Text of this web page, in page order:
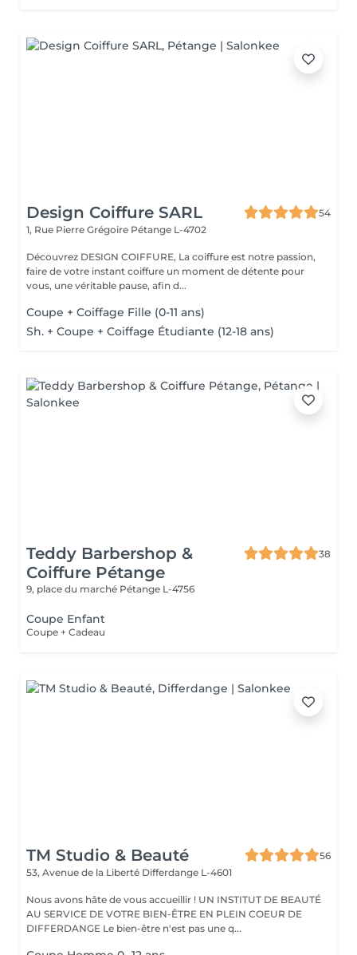
Design Coiffure SARL
54
1, Rue Pierre Grégoire Pétange L-4702
Découvrez DESIGN COIFFURE, La coiffure est notre passion,
faire de votre instant coiffure un moment de détente pour
vous, une véritable pause, afin d...
Coupe + Coiffage Fille (0-11 ans)
Sh. + Coupe + Coiffage Étudiante (12-18 ans)
Teddy Barbershop &
Coiffure Pétange
38
9, place du marché Pétange L-4756
Coupe Enfant
Coupe + Cadeau
TM Studio & Beauté
56
53, Avenue de la Liberté Differdange L-4601
Nous avons hâte de vous accueillir ! UN INSTITUT DE BEAUTÉ
AU SERVICE DE VOTRE BIEN-ÊTRE EN PLEIN COEUR DE
DIFFERDANGE Le bien-être n'est pas une q...